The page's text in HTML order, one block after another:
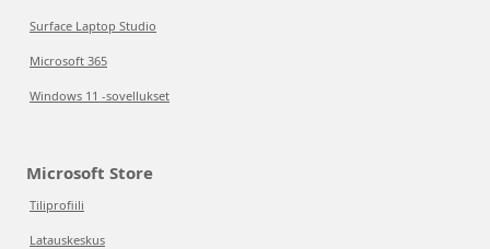
Surface Laptop Studio
Microsoft 365
Windows 11 -sovellukset
Microsoft Store
Tiliprofiili
Latauskeskus